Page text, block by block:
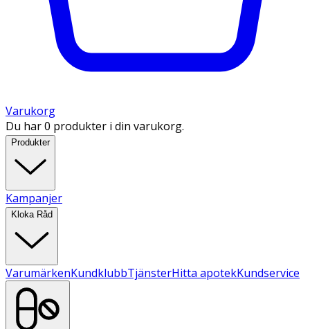
Varukorg
Du har 0 produkter i din varukorg.
Produkter
Kampanjer
Kloka Råd
VarumärkenKundklubbTjänsterHitta apotekKundservice